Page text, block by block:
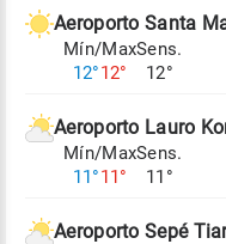
de Tempo e
Para obter mais
Aeroporto Santa
Mín/Max
12°12°
Sens.
12°
Aeroporto Lauro
Mín/Max
11°11°
Sens.
11°
Aeroporto Sepé